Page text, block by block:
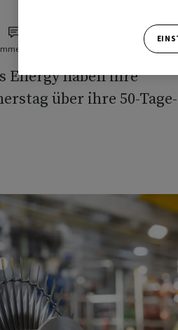
Energy haben ihre
über ihre 50-Tage-